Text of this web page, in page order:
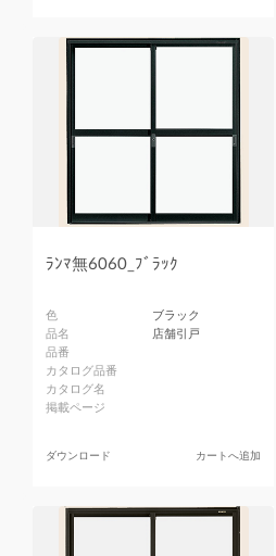
ﾗﾝﾏ無6060_ﾌﾞﾗｯｸ
色
ブラック
品名
店舗引戸
品番
カタログ品番
カタログ名
掲載ページ
ダウンロード カートへ追加